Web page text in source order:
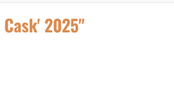
2025"